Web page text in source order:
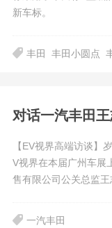
新车标。
丰田 丰田小圆点
【EV视界高端访谈】
V视界在本届广州车展
售有限公司公关总监
一汽丰田